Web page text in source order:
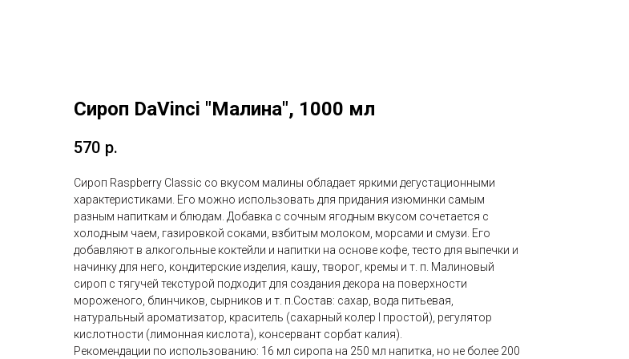
Сироп DaVinci "Малина", 1000 мл
570 р.
Сироп Raspberry Classic со вкусом малины обладает яркими дегустационными
характеристиками. Его можно использовать для придания изюминки самым
разным напиткам и блюдам. Добавка с сочным ягодным вкусом сочетается с
холодным чаем, газировкой соками, взбитым молоком, морсами и смузи. Его
добавляют в алкогольные коктейли и напитки на основе кофе, тесто для выпечки и
начинку для него, кондитерские изделия, кашу, творог, кремы и т. п. Малиновый
сироп с тягучей текстурой подходит для создания декора на поверхности
мороженого, блинчиков, сырников и т. п.Состав: сахар, вода питьевая,
натуральный ароматизатор, краситель (сахарный колер I простой), регулятор
кислотности (лимонная кислота), консервант сорбат калия).
Рекомендации по использованию: 16 мл сиропа на 250 мл напитка, но не более 200